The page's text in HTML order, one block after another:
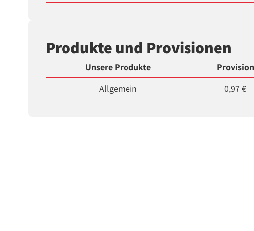
Produkte und Provisionen
Unsere Produkte Provision
Allgemein
0,97 €